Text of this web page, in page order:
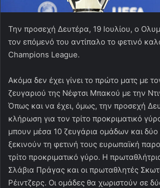
Την προσεχή Δευτέρα, 19 Ιουλίου, ο
τον επόμενό του αντίπαλο το φετινό
Champions League.
Ακόμα δεν έχει γίνει το πρώτο ματς με
ζευγαριού της Νέφτσι Μπακού με την
Όπως και να έχει, όμως, την προσεχή
κλήρωση για τον τρίτο προκριματικό
μπουν μέσα 10 ζευγάρια ομάδων και δύο
ξεκινούν τη φετινή τους ευρωπαϊκή
τρίτο προκριματικό γύρο. Η
Σλάβια Πράγας και οι πρωταθλητές
Ρέιντζερς. Οι ομάδες θα χωριστούν σε